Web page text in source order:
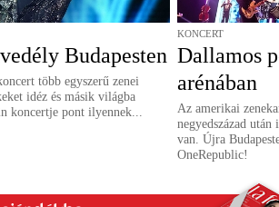
Budapesten
több egyszerű zenei
idéz és másik világba
koncertje pont ilyennek...
KONCERT
Dallamos
arénában
Az amerikai
negyedszázad után
van. Újra
OneRepublic!